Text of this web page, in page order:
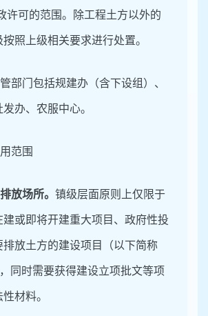
许可的范围。除工程土方以外的
照上级相关要求进行处置。
部门包括规建办（含下设组）、
办、农服中心。
范围
放场所。 镇级层面原则上仅限于
或即将开建重大项目、政府性投
排放土方的建设项目（以下简称
同时需要获得建设立项批文等项
材料。